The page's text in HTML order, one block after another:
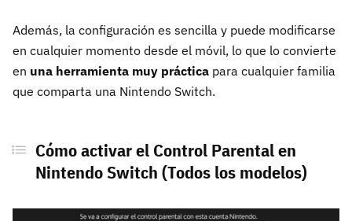
Además, la configuración es sencilla y puede modificarse
en cualquier momento desde el móvil, lo que lo convierte
en una herramienta muy práctica para cualquier familia
que comparta una Nintendo Switch.
Cómo activar el Control Parental en
Nintendo Switch (Todos los modelos)